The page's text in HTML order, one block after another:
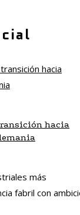
hacia
más
fabril con